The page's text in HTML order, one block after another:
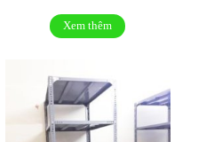
Xem thêm